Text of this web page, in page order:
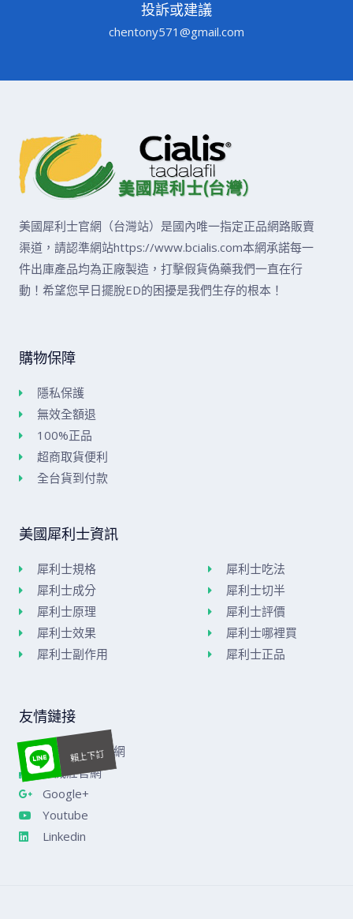
投訴或建議
chentony571@gmail.com
美國犀利士官網（台灣站）是國內唯一指定正品網路販賣
渠道，請認準網站https://www.bcialis.com本網承諾每一
件出庫產品均為正廠製造，打擊假貨偽藥我們一直在行
動！希望您早日擺脫ED的困擾是我們生存的根本！
購物保障
隱私保護
無效全額退
100%正品
超商取貨便利
全台貨到付款
美國犀利士資訊
犀利士規格
犀利士成分
犀利士原理
犀利士效果
犀利士副作用
犀利士吃法
犀利士切半
犀利士評價
犀利士哪裡買
犀利士正品
友情鏈接
美國威而鋼官網
樂威莊官網
Google+
Youtube
Linkedin